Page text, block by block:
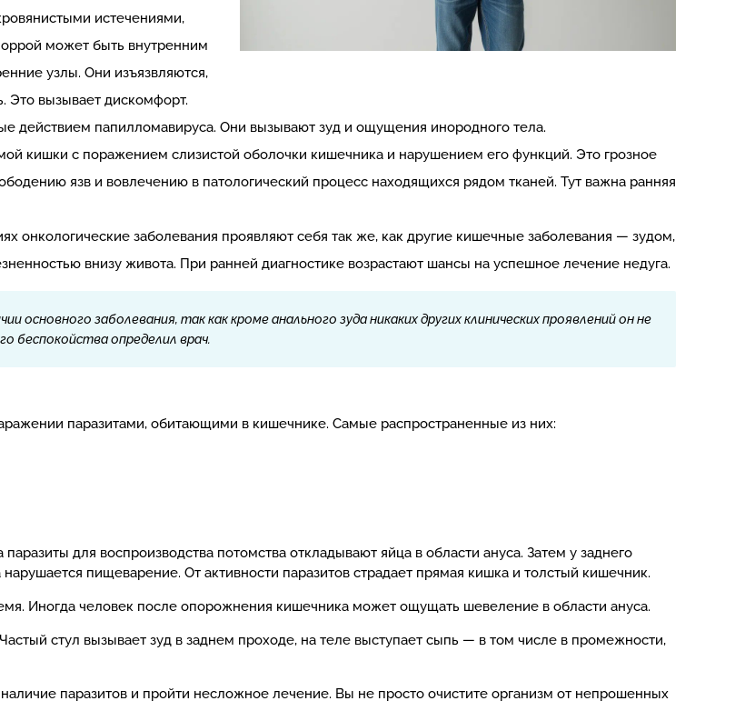
истечениями,
может быть внутренним
узлы. Они изъязвляются,
Это вызывает дискомфорт.
действием папилломавируса. Они вызывают зуд и ощущения инородного тела.
кишки с поражением слизистой оболочки кишечника и нарушением его функций. Это грозное
язв и вовлечению в патологический процесс находящихся рядом тканей. Тут важна ранняя
онкологические заболевания проявляют себя так же, как другие кишечные заболевания — зудом,
внизу живота. При ранней диагностике возрастают шансы на успешное лечение недуга.
основного заболевания, так как кроме анального зуда никаких других клинических проявлений он не
беспокойства определил врач.
паразитами, обитающими в кишечнике. Самые распространенные из них:
для воспроизводства потомства откладывают яйца в области ануса. Затем у заднего
пищеварение. От активности паразитов страдает прямая кишка и толстый кишечник.
Иногда человек после опорожнения кишечника может ощущать шевеление в области ануса.
стул вызывает зуд в заднем проходе, на теле выступает сыпь — в том числе в промежности,
паразитов и пройти несложное лечение. Вы не просто очистите организм от непрошенных